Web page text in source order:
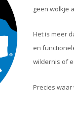
geen wolkje
Het is meer
en
wildernis of
Precies